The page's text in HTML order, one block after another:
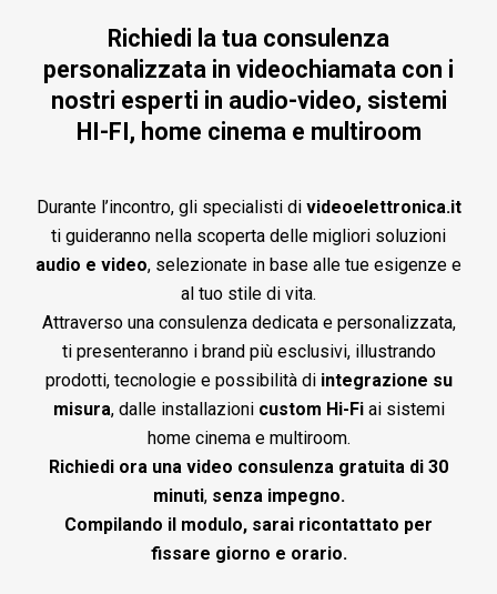
Richiedi la tua consulenza
personalizzata in videochiamata con i
nostri esperti in audio-video, sistemi
HI-FI, home cinema e multiroom
Durante l’incontro, gli specialisti di videoelettronica.it
ti guideranno nella scoperta delle migliori soluzioni
audio e video, selezionate in base alle tue esigenze e
al tuo stile di vita.
Attraverso una consulenza dedicata e personalizzata,
ti presenteranno i brand più esclusivi, illustrando
prodotti, tecnologie e possibilità di integrazione su
misura, dalle installazioni custom Hi-Fiai sistemi
home cinema e multiroom.
Richiedi ora una video consulenza gratuita di 30
minuti, senza impegno.
Compilando il modulo, sarai ricontattato per
fissare giorno e orario.